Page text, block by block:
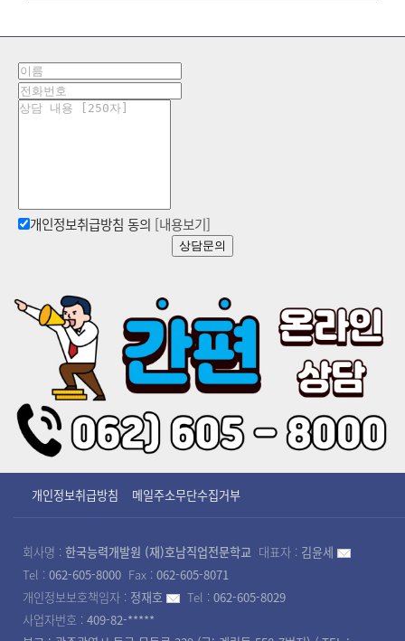
개인정보취급방침 동의 [내용보기]
상담문의
개인정보취급방침 메일주소무단수집거부
회사명 : 한국능력개발원 (재)호남직업전문학교 대표자 : 김윤세
Tel : 062-605-8000 Fax : 062-605-8071
개인정보보호책임자 : 정재호 Tel : 062-605-8029
사업자번호 : 409-82-*****